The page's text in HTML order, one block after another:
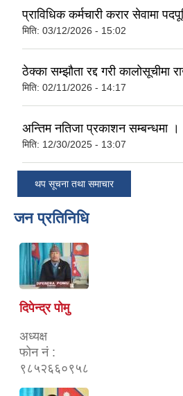
प्राविधिक कर्मचारी करार सेवामा
मिति: 03/12/2026 - 15:02
ठेक्का सम्झौता रद्द गरी कालोसूचीमा
मिति: 02/11/2026 - 14:17
अन्तिम नतिजा प्रकाशन सम्बन्धमा ।
मिति: 12/30/2025 - 13:07
थप सूचना तथा समाचार
जन प्रतिनिधि
दिपेन्द्र पोमु
अध्यक्ष
फोन नं :
९८५२६६०९५८